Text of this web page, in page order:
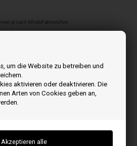
um die Website zu betreiben und
aktivieren oder deaktivieren. Die
Arten von Cookies geben an,
je nach Modell abweichen
ist ein Getriebemotor für
Compactmatic , H2O
N
Natural 12
Pellet Air Plus13
Pidra 13